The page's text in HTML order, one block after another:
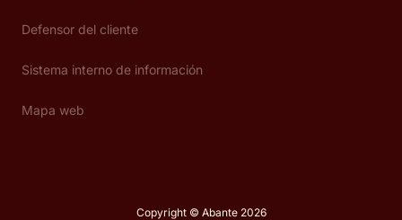
Defensor del cliente
Sistema interno de información
Mapa web
Copyright © Abante 2026